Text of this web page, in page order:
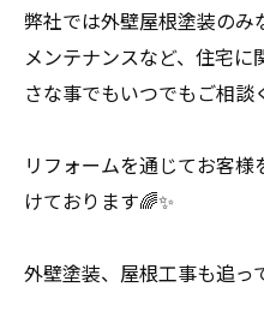
弊社では外壁屋根塗装のみ
メンテナンスなど、住宅
さな事でもいつでもご相
リフォームを通じてお客
けております🌈✨
外壁塗装、屋根工事も追